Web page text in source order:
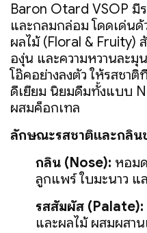
Baron Otard VSOP มี
และกลมกล่อม โดดเด่น
ผลไม้ (Floral & Fruity)
องุ่น และความหวานละมุ
โอ๊คอย่างลงตัว ให้รสชา
ดีเยี่ยม นิยมดื่มทั้งแบบ
ผสมค็อกเทล
ลักษณะรสชาติและกลิ่น
กลิ่น (Nose): หอม
ลูกแพร์ ใบมะนาว แ
รสสัมผัส (Palate):
และผลไม้ ผสมผสา